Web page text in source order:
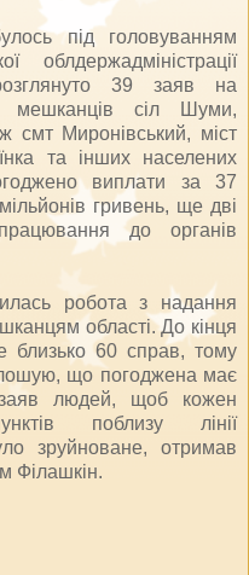
під головуванням
облдержадміністрації
39 заяв на
мешканців сіл Шуми,
смт Миронівський, міст
та інших населених
виплати за 37
гривень, ще дві
до органів
робота з надання
області. До кінця
близько 60 справ, тому
що погоджена має
заяв людей, щоб кожен
поблизу лінії
зруйноване, отримав
Філашкін.